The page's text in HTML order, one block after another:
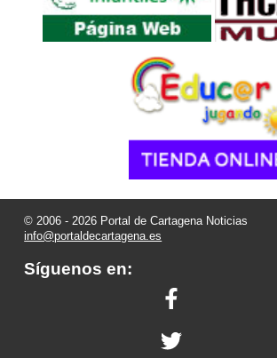
© 2006 - 2026 Portal de Cartagena Noticias
info@portaldecartagena.es
Síguenos en: